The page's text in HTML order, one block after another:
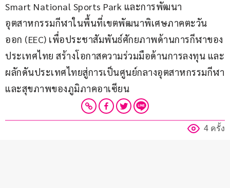
Smart National Sports Park และการพัฒนา
อุตสาหกรรมกีฬาในพื้นที่เขตพัฒนาพิเศษภาคตะวัน
ออก (EEC) เพื่อประชาสัมพันธ์ศักยภาพด้านการกีฬาของ
ประเทศไทย สร้างโอกาสความร่วมมือด้านการลงทุน และ
ผลักดันประเทศไทยสู่การเป็นศูนย์กลางอุตสาหกรรมกีฬา
และสุขภาพของภูมิภาคอาเซียน
4 ครั้ง